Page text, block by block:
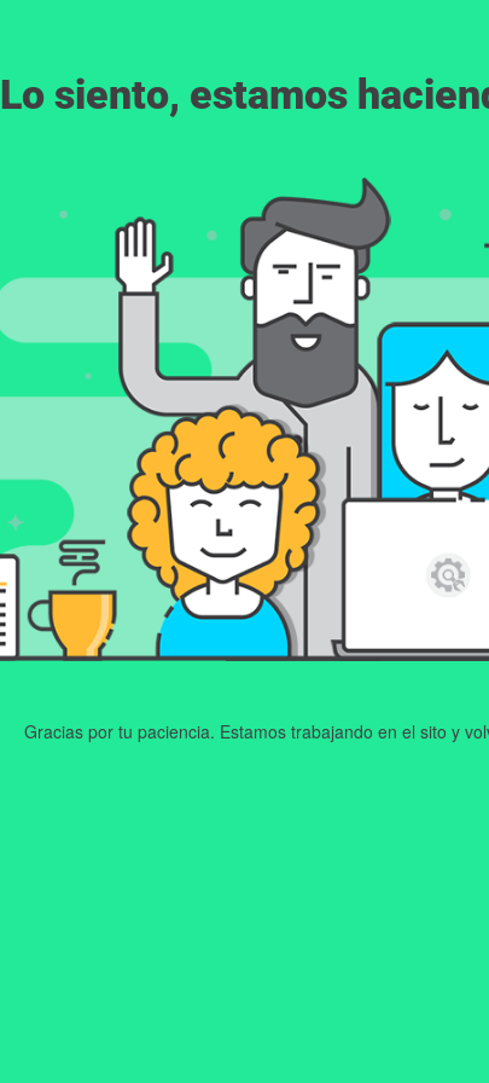
Lo siento, estamos
Gracias por tu paciencia. Estamos trabajando en el sito y